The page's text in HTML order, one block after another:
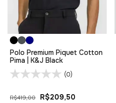
Polo Premium Piquet Cotton
Pima | K&J Black
(0)
R$419,00 R$209,50